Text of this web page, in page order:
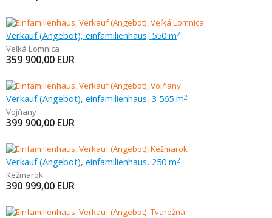
Verkauf (Angebot), einfamilienhaus, 550 m2
Veľká Lomnica
359 900,00 EUR
Verkauf (Angebot), einfamilienhaus, 3 565 m2
Vojňany
399 900,00 EUR
Verkauf (Angebot), einfamilienhaus, 250 m2
Kežmarok
390 999,00 EUR